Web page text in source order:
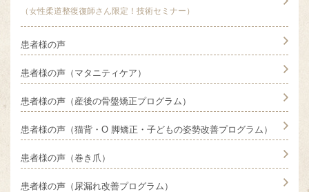
（女性柔道整復復師さん限定！技術セミナー）
患者様の声
患者様の声（マタニティケア）
患者様の声（産後の骨盤矯正プログラム）
患者様の声（猫背・O 脚矯正・子どもの姿勢改善プログラム）
患者様の声（巻き爪）
患者様の声（尿漏れ改善プログラム）